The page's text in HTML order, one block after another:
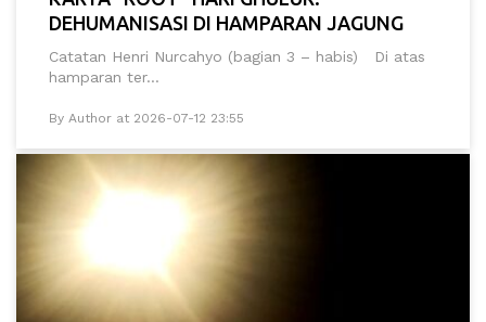
DEHUMANISASI DI HAMPARAN JAGUNG
Catatan Henri Nurcahyo (bagian 3 – habis) Di atas
hamparan ter...
By Author at 2026-07-12 23:55